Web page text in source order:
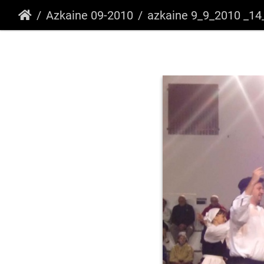
Azkaine 09-2010 azkaine 9_9_2010